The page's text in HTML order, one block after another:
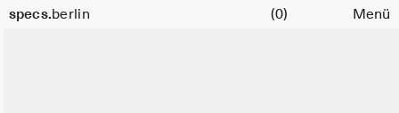
specs.berlin
Warenkorb (0) Menü
Größe
51